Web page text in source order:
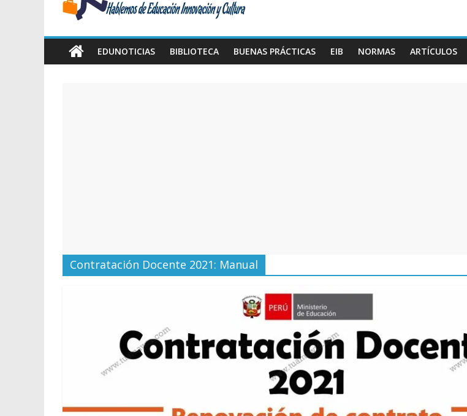
Educación,
EDUNOTICIAS BIBLIOTECA BUENAS PRÁCTICAS EIB NORMAS ARTÍCULOS
Contratación Docente 2021: Manual